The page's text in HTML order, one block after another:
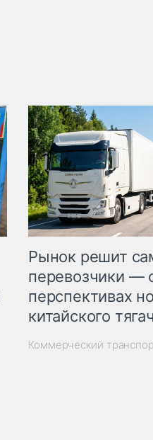
Рынок решит
перевозчики —
перспективах
китайского
Коммерческий